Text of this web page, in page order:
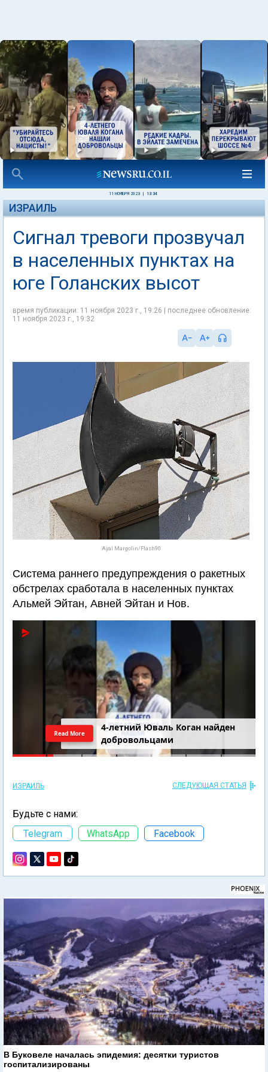
11 НОЯБРЯ 2023 13:34
ИЗРАИЛЬ
Сигнал тревоги прозвучал
в населенных пунктах на
юге Голанских высот
время публикации: 11 ноября 2023 г., 19:26 | последнее обновление:
11 ноября 2023 г., 19:32
Ayal Margolin/Flash90
Система раннего предупреждения о ракетных
обстрелах сработала в населенных пунктах
Альмей Эйтан, Авней Эйтан и Нов.
4-летний Юваль Коган найден
добровольцами
Read More
ИЗРАИЛЬ СЛЕДУЮЩАЯ СТАТЬЯ
Будьте с нами:
Telegram
WhatsApp Facebook
В Буковеле началась эпидемия: десятки туристов
госпитализированы